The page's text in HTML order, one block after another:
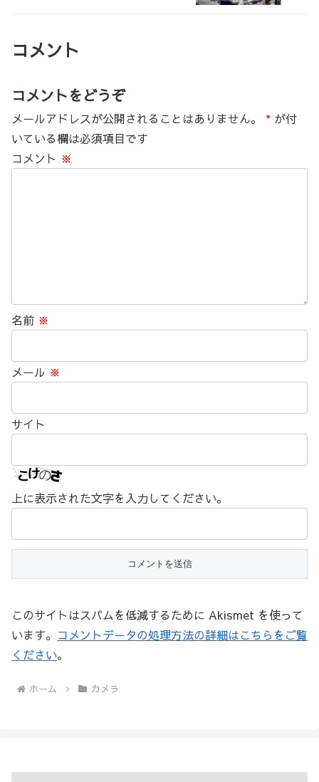
コメント
コメントをどうぞ
メールアドレスが公開されることはありません。 * が付
いている欄は必須項目です
コメント ※
名前 ※
メール ※
サイト
上に表示された文字を入力してください。
このサイトはスパムを低減するために Akismet を使って
います。 コメントデータの処理方法の詳細はこちらをご覧
ください。
ホーム カメラ